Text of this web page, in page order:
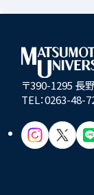
〒390-1295 長
TEL：0263-48-